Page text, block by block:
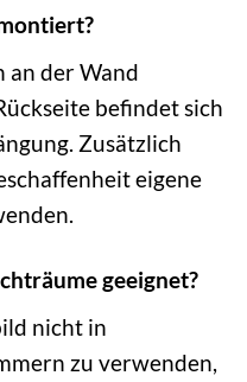
an der Wand
befindet sich
Zusätzlich
eigene
geeignet?
nicht in
zu verwenden,